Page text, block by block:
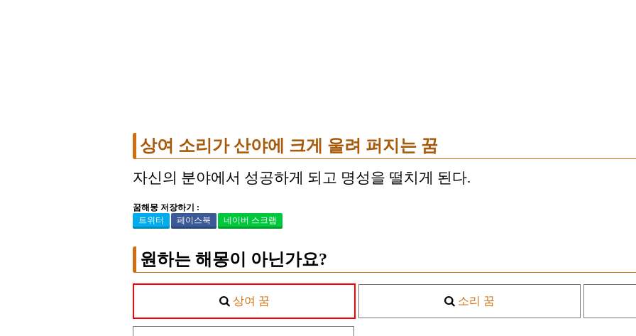
상여 소리가 산야에 크게 울려 퍼지는 꿈
자신의 분야에서 성공하게 되고 명성을 떨치게 된다.
꿈해몽 저장하기 :
트위터
페이스북 네이버 스크랩
원하는 해몽이 아닌가요?
상여 꿈 소리 꿈